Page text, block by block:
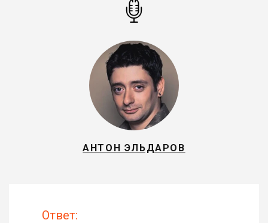
АНТОН ЭЛЬДАРОВ
Ответ: